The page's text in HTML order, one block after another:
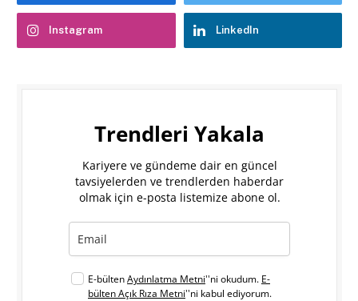
Instagram LinkedIn
Trendleri Yakala
Kariyere ve gündeme dair en güncel
tavsiyelerden ve trendlerden haberdar
olmak için e-posta listemize abone ol.
E-bültenAydınlatma Metni''ni okudum. E-
bülten Açık Rıza Metni''ni kabul ediyorum.